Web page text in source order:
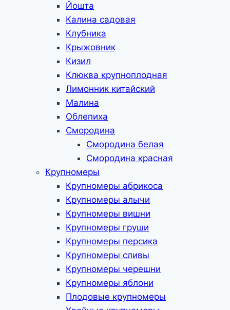
Йошта
Калина садовая
Клубника
Крыжовник
Кизил
Клюква крупноплодная
Лимонник китайский
Малина
Облепиха
Смородина
Смородина белая
Смородина красная
Крупномеры
Крупномеры абрикоса
Крупномеры алычи
Крупномеры вишни
Крупномеры груши
Крупномеры персика
Крупномеры сливы
Крупномеры черешни
Крупномеры яблони
Плодовые крупномеры